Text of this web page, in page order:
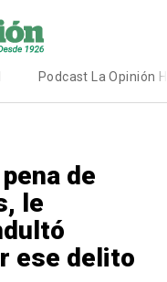
Podcast La Opinión
de
le
ese delito